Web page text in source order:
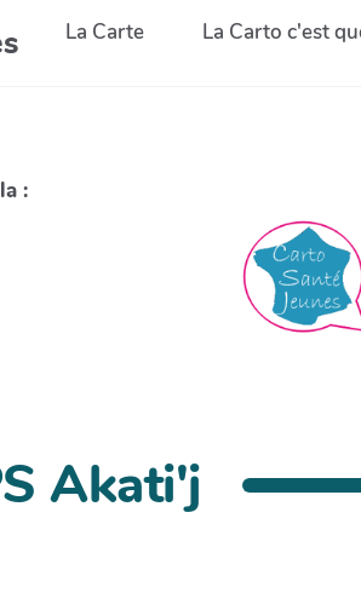
La Carte La Carto c'est
:
Akati'j